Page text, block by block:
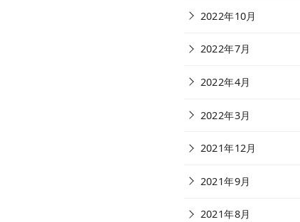
2022年10月
2022年7月
2022年4月
2022年3月
2021年12月
2021年9月
2021年8月